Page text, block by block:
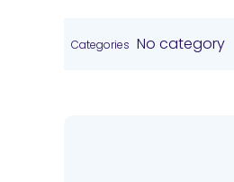
Categories No category